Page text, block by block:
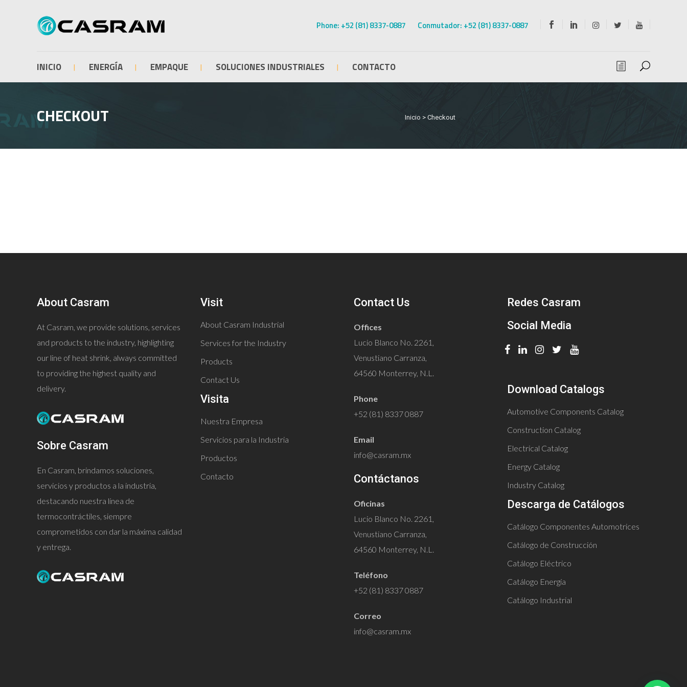
Phone: +52 (81) 8337-0887 Conmutador: +52 (81) 8337-0887
INICIO ENERGÍA
de PVC
Protector de línea aérea de
Terminales de contracción en
EMPAQUE SOLUCIONES INDUSTRIALES CONTACTO
CHECKOUT Inicio > Checkout
About Casram
At Casram, we provide solutions, services
and products to the industry, highlighting
our line of heat shrink, always committed
to providing the highest quality and
delivery.
Sobre Casram
En Casram, brindamos soluciones,
servicios y productos a la industria,
destacando nuestra línea de
termocontráctiles, siempre
comprometidos con dar la máxima calidad
y entrega.
Visit
About Casram Industrial
Services for the Industry
Products
Contact Us
Visita
Nuestra Empresa
Servicios para la Industria
Productos
Contacto
Contact Us
Offices
Lucio Blanco No. 2261,
Venustiano Carranza,
64560 Monterrey, N.L.
Phone
+52 (81) 8337 0887
Email
info@casram.mx
Contáctanos
Oficinas
Lucio Blanco No. 2261,
Venustiano Carranza,
64560 Monterrey, N.L.
Teléfono
+52 (81) 8337 0887
Correo
info@casram.mx
Redes Casram
Social Media
Download Catalogs
Automotive Components Catalog
Construction Catalog
Electrical Catalog
Energy Catalog
Industry Catalog
Descarga de Catálogos
Catálogo Componentes Automotrices
Catálogo de Construcción
Catálogo Eléctrico
Catálogo Energía
Catálogo Industrial